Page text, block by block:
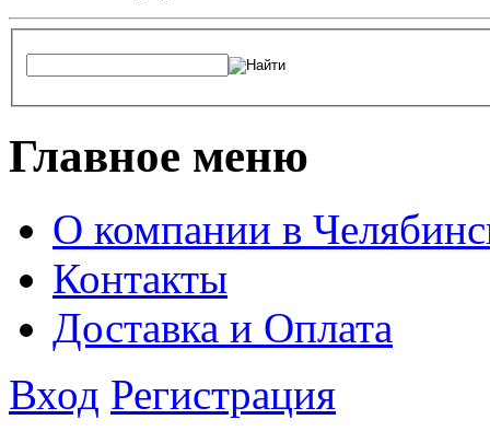
Главное меню
О компании в
Контакты
Доставка и Оплата
Вход Регистрация